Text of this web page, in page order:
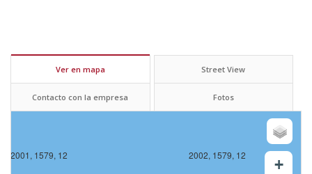
Ver en mapa Street View
Contacto con la empresa Fotos
2001, 1579, 12 2002, 1579, 12
+